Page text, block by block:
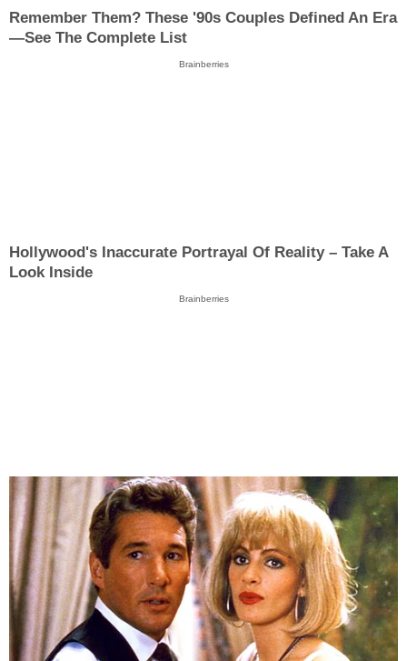
Remember Them? These '90s Couples Defined An Era
—See The Complete List
Brainberries
Hollywood's Inaccurate Portrayal Of Reality – Take A
Look Inside
Brainberries